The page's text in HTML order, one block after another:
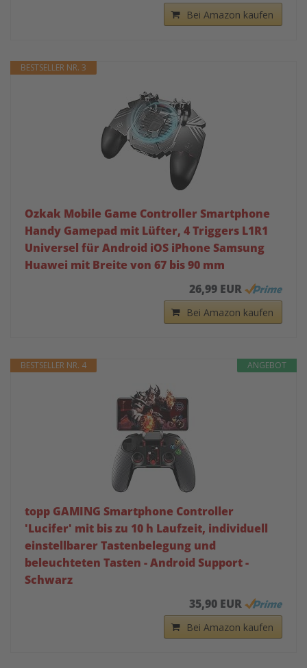
Bei Amazon kaufen
BESTSELLER NR. 3
Ozkak Mobile Game Controller Smartphone
Handy Gamepad mit Lüfter, 4 Triggers L1R1
Universel für Android iOS iPhone Samsung
Huawei mit Breite von 67 bis 90 mm
26,99 EUR
Bei Amazon kaufen
ANGEBOT
BESTSELLER NR. 4
topp GAMING Smartphone Controller
'Lucifer' mit bis zu 10 h Laufzeit, individuell
einstellbarer Tastenbelegung und
beleuchteten Tasten - Android Support -
Schwarz
35,90 EUR
Bei Amazon kaufen